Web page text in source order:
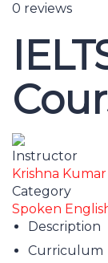
0 reviews
Instructor
Krishna
Category
Spoken
Description
Curriculum